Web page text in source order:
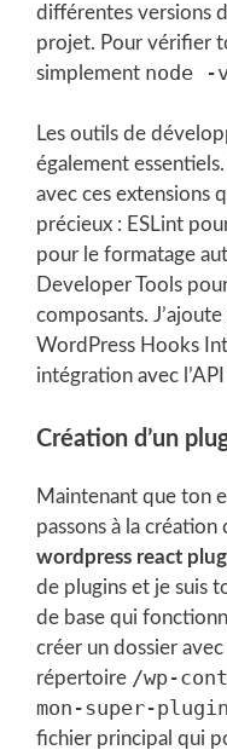
différentes versions
projet. Pour vérifier
simplement node -
Les outils de
également
avec ces extensions
précieux : ESLint
pour le formatage
Developer Tools
composants.
WordPress Hooks
intégration avec
Création d’un
Maintenant que ton
passons à la
wordpress react
de plugins et je suis
de base qui
créer un dossier
répertoire /wp-
mon-super-
fichier principal qui